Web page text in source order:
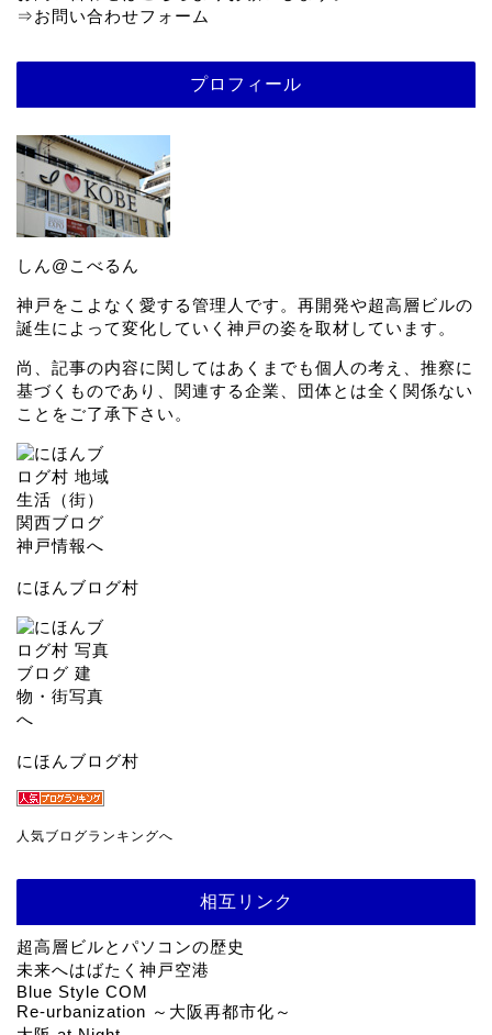
⇒お問い合わせフォーム
プロフィール
しん@こべるん
神戸をこよなく愛する管理人です。再開発や超高層ビルの
誕生によって変化していく神戸の姿を取材しています。
尚、記事の内容に関してはあくまでも個人の考え、推察に
基づくものであり、関連する企業、団体とは全く関係ない
ことをご了承下さい。
にほんブログ村
にほんブログ村
人気ブログランキングへ
相互リンク
超高層ビルとパソコンの歴史
未来へはばたく神戸空港
Blue Style COM
Re-urbanization ～大阪再都市化～